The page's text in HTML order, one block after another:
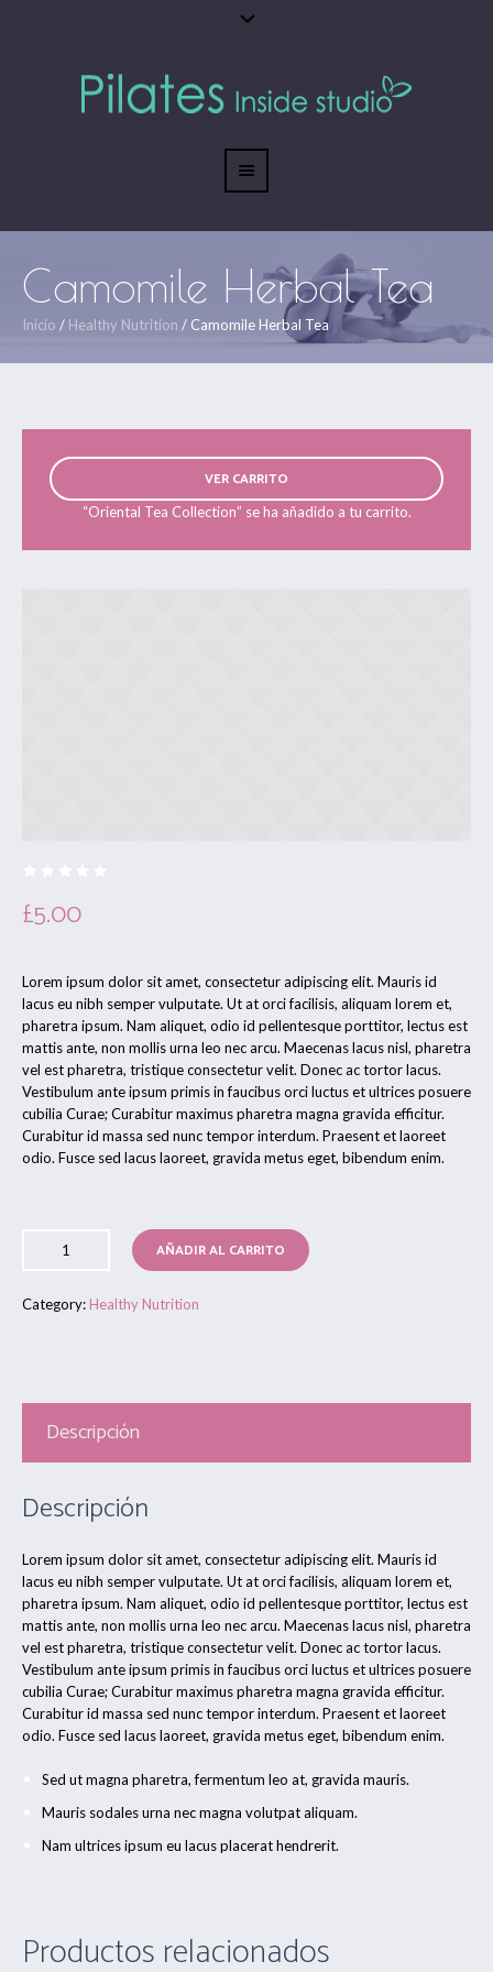
Camomile Herbal Tea
Inicio / Healthy Nutrition / Camomile Herbal Tea
VER CARRITO
“Oriental Tea Collection” se ha añadido a tu carrito.
£5.00
Lorem ipsum dolor sit amet, consectetur adipiscing elit. Mauris id
lacus eu nibh semper vulputate. Ut at orci facilisis, aliquam lorem et,
pharetra ipsum. Nam aliquet, odio id pellentesque porttitor, lectus est
mattis ante, non mollis urna leo nec arcu. Maecenas lacus nisl, pharetra
vel est pharetra, tristique consectetur velit. Donec ac tortor lacus.
Vestibulum ante ipsum primis in faucibus orci luctus et ultrices posuere
cubilia Curae; Curabitur maximus pharetra magna gravida efficitur.
Curabitur id massa sed nunc tempor interdum. Praesent et laoreet
odio. Fusce sed lacus laoreet, gravida metus eget, bibendum enim.
AÑADIR AL CARRITO
Category: Healthy Nutrition
Descripción
Descripción
Lorem ipsum dolor sit amet, consectetur adipiscing elit. Mauris id
lacus eu nibh semper vulputate. Ut at orci facilisis, aliquam lorem et,
pharetra ipsum. Nam aliquet, odio id pellentesque porttitor, lectus est
mattis ante, non mollis urna leo nec arcu. Maecenas lacus nisl, pharetra
vel est pharetra, tristique consectetur velit. Donec ac tortor lacus.
Vestibulum ante ipsum primis in faucibus orci luctus et ultrices posuere
cubilia Curae; Curabitur maximus pharetra magna gravida efficitur.
Curabitur id massa sed nunc tempor interdum. Praesent et laoreet
odio. Fusce sed lacus laoreet, gravida metus eget, bibendum enim.
Sed ut magna pharetra, fermentum leo at, gravida mauris.
Mauris sodales urna nec magna volutpat aliquam.
Nam ultrices ipsum eu lacus placerat hendrerit.
Productos relacionados